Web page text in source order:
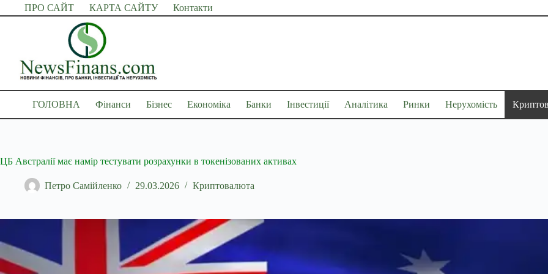
Перейти
до
ПРО САЙТ КАРТА САЙТУ Контакти
ГОЛОВНА Фінанси Бізнес Економіка Банки Інвестиції Аналітика Ринки Нерухомість
ЦБ Австралії має намір тестувати розрахунки в токенізованих активах
Петро Самійленко 29.03.2026 Криптовалюта